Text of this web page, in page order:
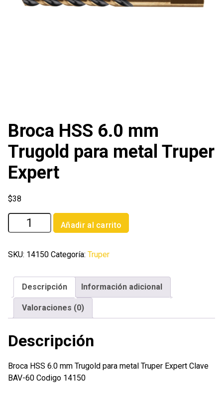
Broca HSS 6.0 mm
Trugold para metal Truper
Expert
$38
Broca
HSS
mm
para
metal
Truper
Expert
Añadir al carrito
SKU: 14150 Categoría: Truper
Descripción Información adicional
Valoraciones (0)
Descripción
Broca HSS 6.0 mm Trugold para metal Truper Expert Clave
BAV-60 Codigo 14150